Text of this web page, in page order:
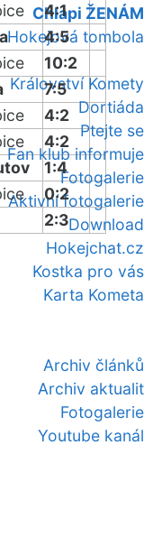
Chlapi ŽENÁM
Hokejová tombola
Království Komety
Dortiáda
Ptejte se
Fan klub informuje
Fotogalerie
Aktivní fotogalerie
Download
Hokejchat.cz
Kostka pro vás
Karta Kometa
Archiv článků
Archiv aktualit
Fotogalerie
Youtube kanál
4:1
4:5
10:2
7:5
4:2
4:2
1:4
0:2
2:3